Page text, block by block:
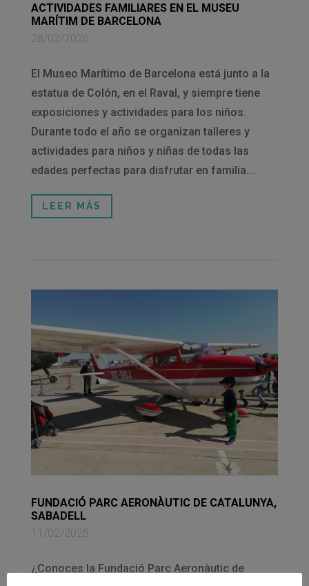
ACTIVIDADES FAMILIARES EN EL MUSEU
MARÍTIM DE BARCELONA
28/02/2026
El Museo Marítimo de Barcelona está junto a la
estatua de Colón, en el Raval, y siempre tiene
exposiciones y actividades para los niños.
Durante todo el año se organizan talleres y
actividades para niños y niñas de todas las
edades perfectas para disfrutar en familia....
LEER MÁS
FUNDACIÓ PARC AERONÀUTIC DE CATALUNYA,
SABADELL
11/02/2025
¿Conoces la Fundació Parc Aeronàutic de